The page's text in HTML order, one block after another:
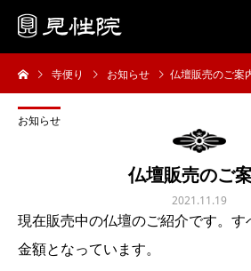
寺便り お知らせ 仏壇販売のご案
お知らせ
仏壇販売のご
2021.11.19
現在販売中の仏壇のご紹介です。
金額となっています。